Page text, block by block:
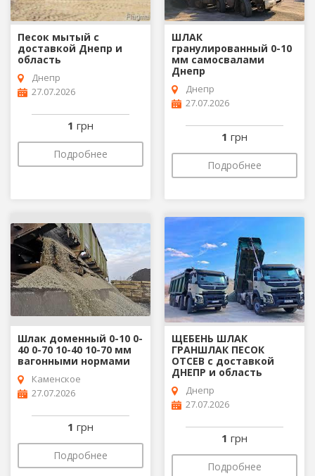
Песок мытый c
доставкой Днепр и
область
Днепр
27.07.2026
1 грн
Подробнее
ШЛАК
гранулированный 0-10
мм самосвалами
Днепр
Днепр
27.07.2026
1 грн
Подробнее
Шлак доменный 0-10 0-
40 0-70 10-40 10-70 мм
вагонными нормами
Каменское
27.07.2026
1 грн
Подробнее
ЩЕБЕНЬ ШЛАК
ГРАНШЛАК ПЕСОК
ОТСЕВ с доставкой
ДНЕПР и область
Днепр
27.07.2026
1 грн
Подробнее